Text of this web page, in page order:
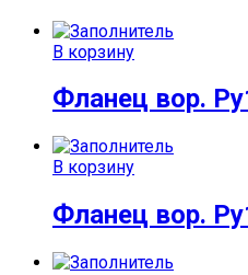
В корзину
Фланец вор.
В корзину
Фланец вор.